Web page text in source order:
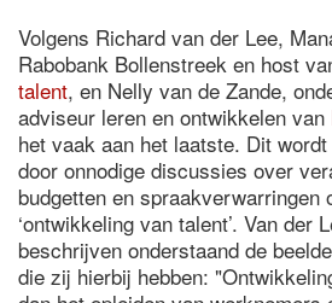
Volgens Richard van der Lee,
Rabobank Bollenstreek en host
talent, en Nelly van de Zande,
adviseur leren en ontwikkelen van
het vaak aan het laatste. Dit
door onnodige discussies over
budgetten en spraakverwarringen
‘ontwikkeling van talent’. Van der
beschrijven onderstaand de
die zij hierbij hebben: